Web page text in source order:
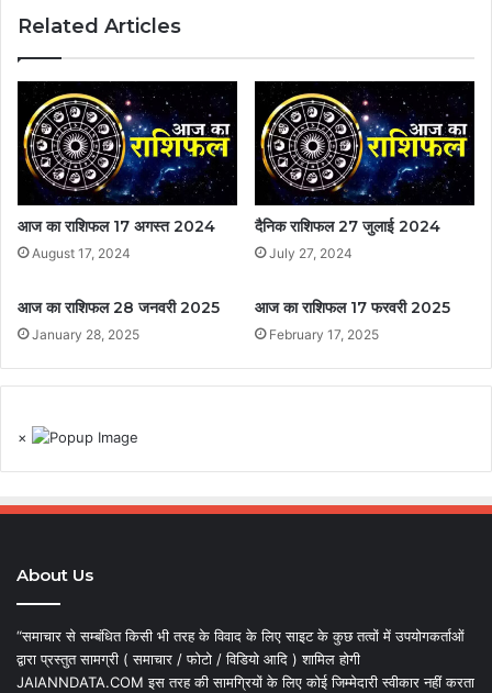
Related Articles
आज का राशिफल 17 अगस्त 2024
August 17, 2024
दैनिक राशिफल 27 जुलाई 2024
July 27, 2024
आज का राशिफल 28 जनवरी 2025
January 28, 2025
आज का राशिफल 17 फरवरी 2025
February 17, 2025
×
About Us
“समाचार से सम्बंधित किसी भी तरह के विवाद के लिए साइट के कुछ तत्वों में उपयोगकर्ताओं
द्वारा प्रस्तुत सामग्री ( समाचार / फोटो / विडियो आदि ) शामिल होगी
JAIANNDATA.COM इस तरह की सामग्रियों के लिए कोई जिम्मेदारी स्वीकार नहीं करता